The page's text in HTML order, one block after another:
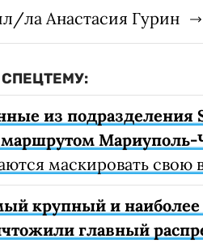
ла Анастасия Гурин
из подразделения
Мариуполь-
маскировать свою
крупный и наиболее
главный